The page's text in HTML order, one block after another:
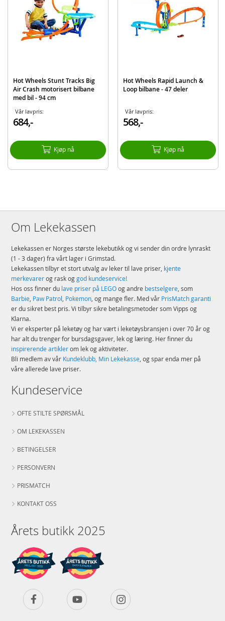
Hot Wheels
Hot Wheels Stunt Tracks Big
Air Crash motorisert bilbane
med bil - 94 cm
Vår lavpris:
684,-
Kjøp nå
Hot Wheels Rapid Launch &
Loop bilbane - 47 deler
Vår lavpris:
568,-
Kjøp nå
Om Lekekassen
Lekekassen er Norges største lekebutikk og vi sender din ordre lynraskt
(1 - 3 dager) fra vårt lager i Grimstad.
Lekekassen tilbyr et stort utvalg av leker til lave priser, kjente
merkevarerog rask oggod kundeservice!
Hos oss finner du lave priser på LEGOog andre bestselgere, som
Barbie, Paw Patrol, Pokemon, og mange fler. Med vår PrisMatch garanti
er du sikret best pris. Vi tilbyr sikre betalingsmetoder som Vipps og
Klarna.
Vi er eksperter på leketøy og har vært i leketøysbransjen i over 70 år og
har alt du trenger for bursdagsgaver, lek og læring. Her finner du
inspirerende artiklerom lek og aktiviteter.
Bli medlem av vår Kundeklubb, Min Lekekasse, og spar enda mer på
våre allerede lave priser.
Kundeservice
OFTE STILTE SPØRSMÅL
OM LEKEKASSEN
BETINGELSER
PERSONVERN
PRISMATCH
KONTAKT OSS
Årets butikk 2025